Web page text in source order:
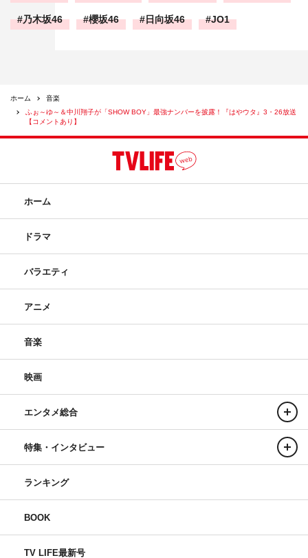
乃木坂46 櫻坂46 日向坂46 JO1
ホーム
音楽
ふぉ～ゆ～＆中川翔子が「SHOW BOY」最強ナンバーを披露！『はやウタ』3・26放送
【コメントあり】
ホーム
ドラマ
バラエティ
アニメ
音楽
映画
エンタメ総合
特集・インタビュー
ランキング
BOOK
TV LIFE最新号